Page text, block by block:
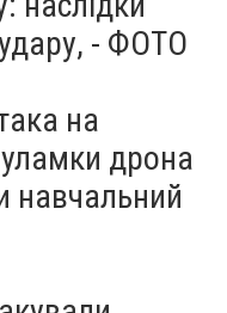
- ФОТО
на
дрона
навчальний